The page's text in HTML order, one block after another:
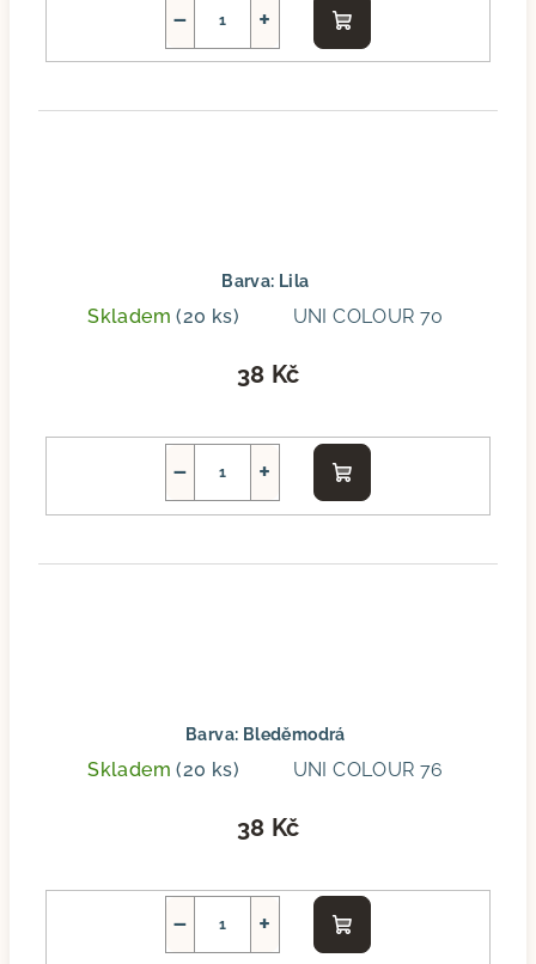
+
−
Do
košíku
Barva: Lila
Skladem(20 ks) UNI COLOUR 70
38 Kč
+
−
Do
košíku
Barva: Bleděmodrá
Skladem(20 ks) UNI COLOUR 76
38 Kč
+
−
Do
košíku